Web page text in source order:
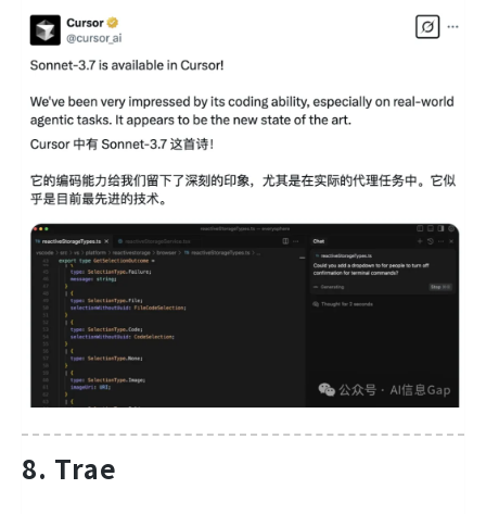
8. Trae